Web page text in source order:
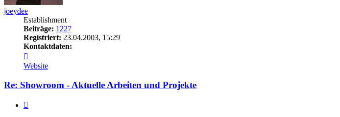
joeydee
Establishment
Beiträge: 1227
Registriert: 23.04.2003, 15:29
Kontaktdaten:
von
joeydee
Website
Re: Showroom - Aktuelle Arbeiten und Projekte